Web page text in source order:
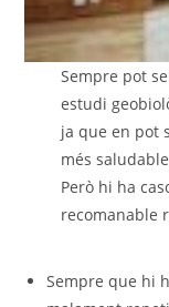
Sempre pot
estudi
ja que en pot
més
Però hi ha
recomanable
Sempre que hi